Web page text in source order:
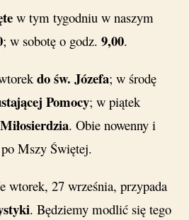
w tym tygodniu w naszym
; w sobotę o godz.9,00.
do św. Józefa; w środę
Pomocy; w piątek
. Obie nowenny i
Mszy Świętej.
wtorek, 27 września, przypada
. Będziemy modlić się tego